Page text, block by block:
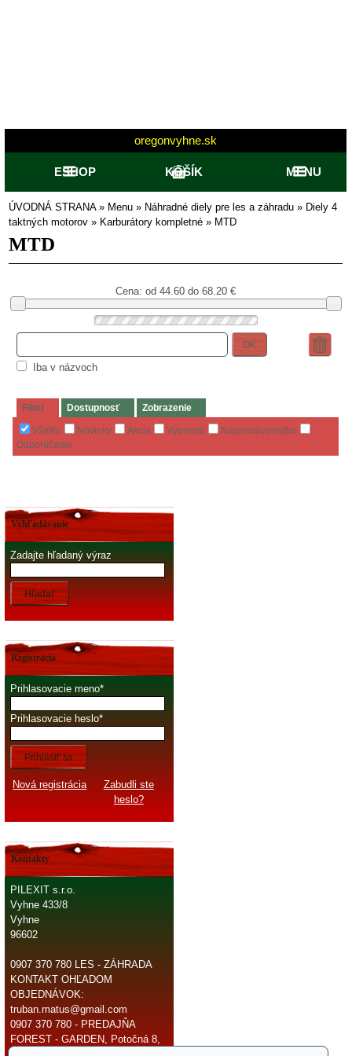
oregonvyhne.sk
ESHOP KOŠÍK MENU
ÚVODNÁ STRANA» Menu » Náhradné diely pre les a záhradu » Diely 4
taktných motorov » Karburátory kompletné » MTD
MTD
Cena: od 44.60 do 68.20€
OK
Iba v názvoch
Filter Dostupnosť Zobrazenie
Všetko Novinky Akcia Výpredaj
Najpredávanejšie
Odporúčame
Vyhľadávanie
Zadajte hľadaný výraz
Hľadať
Registrácia
Prihlasovacie meno
Prihlasovacie heslo
Prihlásiť sa
Nová registrácia
Zabudli ste
heslo?
Kontakty
PILEXIT s.r.o.
Vyhne 433/8
Vyhne
96602
0907 370 780 LES - ZÁHRADA
KONTAKT OHĽADOM
OBJEDNÁVOK:
truban.matus@gmail.com
0907 370 780 - PREDAJŇA
FOREST - GARDEN, Potočná 8,